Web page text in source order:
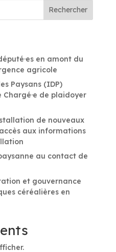
Rechercher
en amont du
agricole
Paysans (IDP)
Chargé·e de plaidoyer
de nouveaux
aux informations
au contact de
et gouvernance
céréalières en